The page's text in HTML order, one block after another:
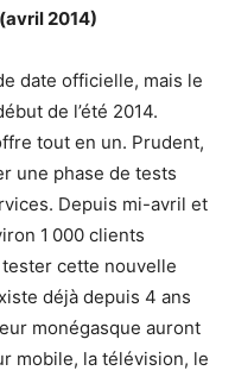
2014)
date officielle, mais le
de l’été 2014.
tout en un. Prudent,
une phase de tests
Depuis mi-avril et
1 000 clients
cette nouvelle
déjà depuis 4 ans
monégasque auront
mobile, la télévision, le